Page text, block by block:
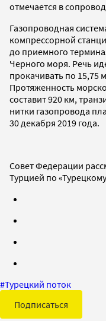
отмечается в
Газопроводная
компрессорной
до приемного
Черного моря. Речь
прокачивать по 15,75
Протяженность
составит 920 км,
нитки газопровода
30 декабря 2019 года.
Совет Федерации
Турцией по
#Турецкий поток
Подписаться